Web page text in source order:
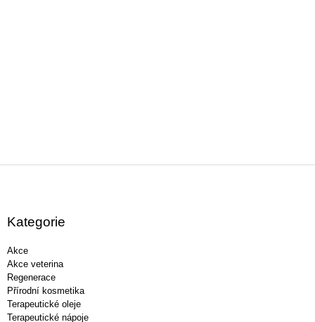
Kategorie
Akce
Akce veterina
Regenerace
Přírodní kosmetika
Terapeutické oleje
Terapeutické nápoje